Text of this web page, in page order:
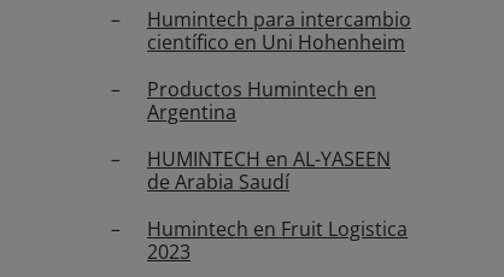
Humintech para intercambio
científico en Uni Hohenheim
Productos Humintech en
Argentina
HUMINTECH en AL-YASEEN
de Arabia Saudí
Humintech en Fruit Logistica
2023